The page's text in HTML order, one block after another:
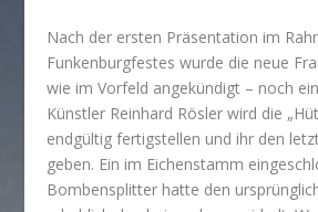
Nach der ersten Präsentation im
Funkenburgfestes wurde die neue
wie im Vorfeld angekündigt – noch
Künstler Reinhard Rösler wird die
endgültig fertigstellen und ihr den
geben. Ein im Eichenstamm
Bombensplitter hatte den